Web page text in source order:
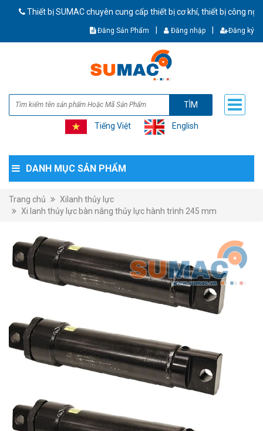
bị SUMAC chuyên cung cấp thiết bị cơ khí, thiết bị công nghiệp
Đăng Sản Phẩm Đăng nhập Đăng ký
TÌM
Tiếng Việt English
DANH MỤC SẢN PHẨM
Trang chủ
Xilanh thủy lực
Xi lanh thủy lực bàn nâng thủy lực hành trình 245 mm